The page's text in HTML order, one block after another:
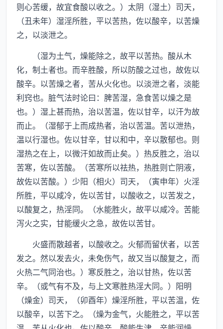
则心苦缓，故宜食酸以收之。）太阴（湿土）司天，
（丑未年）湿淫所胜，平以苦热，佐以酸辛，以苦燥
之，以淡泄之。
（湿为土气，燥能除之，故平以苦热。酸从木
化，制土者也。而辛胜酸，所以防酸之过也，故佐以
酸辛。以苦燥之者，苦从火化也。以淡泄之者，淡能
利窍也。脏气法时论曰：脾苦湿，急食苦以燥之是
也。）湿上甚而热，治以苦温，佐以甘辛，以汗为故
而止。（湿郁于上而成热者，治以苦温。苦以泄热，
温以行湿也。佐以甘辛，甘以和中，辛以散郁也。则
湿热之在上，以微汗如故而止矣。）热反胜之，治以
苦寒，佐以苦酸。（苦寒所以祛热，热胜则亡阴液，
故佐以苦酸。）少阳（相火）司天，（寅申年）火淫
所胜，平以咸冷，佐以苦甘，以酸收之，以苦发之，
以酸复之，热淫同。（水能胜火，故平以咸冷。苦能
泻火之实，甘能缓火之急，故佐以苦甘。
火盛而散越者，以酸收之。火郁而留伏者，以苦
发之。然以发去火，未免伤气，故又当以酸复之，而
火热二气同治也。）寒反胜之，治以甘热，佐以苦
辛。（或气有不及，与上文寒胜热淫大同。）阳明
（燥金）司天，（卯酉年）燥淫所胜，平以苦温，佐
以酸辛，以苦下之。（燥为金气，火能胜之，平以苦